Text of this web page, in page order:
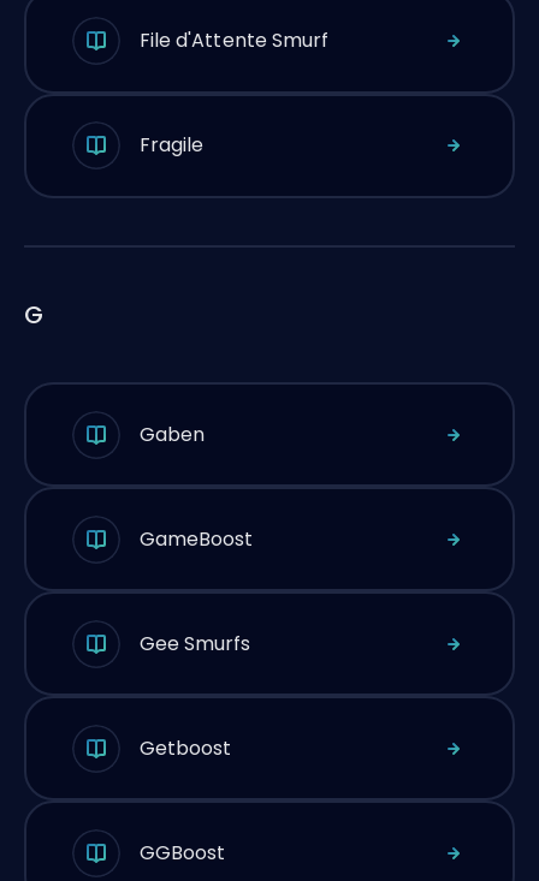
File d'Attente Smurf
Fragile
G
Gaben
GameBoost
Gee Smurfs
Getboost
GGBoost